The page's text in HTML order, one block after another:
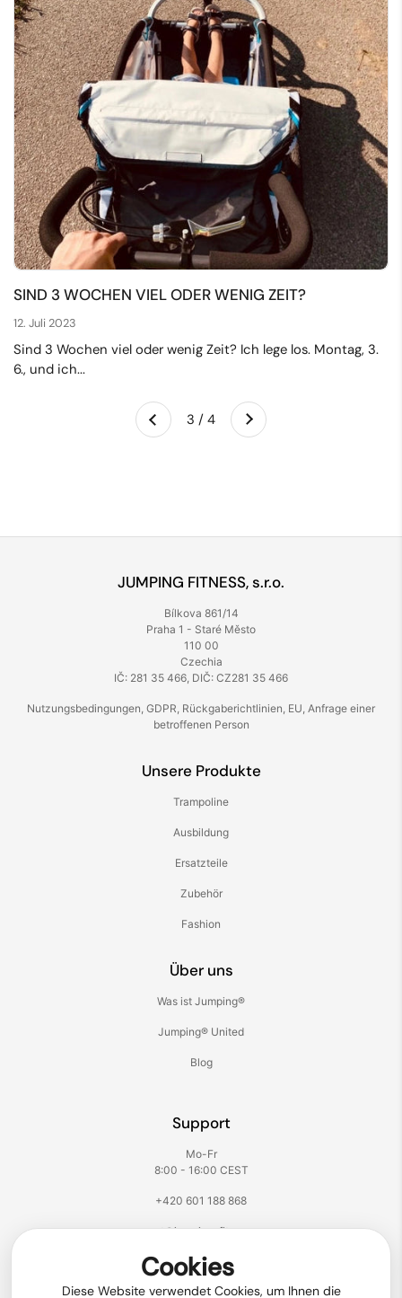
SIND 3 WOCHEN VIEL ODER WENIG ZEIT?
12. Juli 2023
Sind 3 Wochen viel oder wenig Zeit? Ich lege los. Montag, 3.
6., und ich...
Zurück 3 / 4 Weiter
JUMPING FITNESS, s.r.o.
Bílkova 861/14
Praha 1 - Staré Město
110 00
Czechia
IČ: 281 35 466, DIČ: CZ281 35 466
Nutzungsbedingungen GDPR Rückgaberichtlinien EU Anfrage einer
betroffenen Person
Unsere Produkte
Trampoline
Ausbildung
Ersatzteile
Zubehör
Fashion
Über uns
Was ist Jumping®
Jumping® United
Blog
Support
Mo-Fr
8:00 - 16:00 CEST
+420 601 188 868
support@jumping-fitness.com
Folgen Sie uns:
Cookies
Diese Website verwendet Cookies, um Ihnen die